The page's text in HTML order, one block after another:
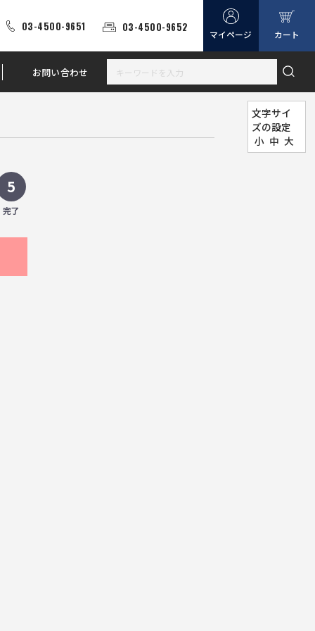
03-4500-9651 03-4500-9652
マイページ カート
お問い合わせ
5
完了
文字サイ
ズの設定
小 中 大